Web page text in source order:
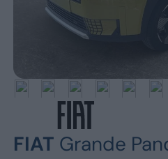
FIAT Grande